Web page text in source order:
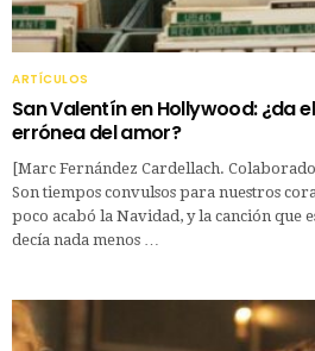
ARTÍCULOS
San Valentín en Hollywood: ¿da
errónea del amor?
[Marc Fernández Cardellach.
Son tiempos convulsos para nuestros
poco acabó la Navidad, y la canción que
decía nada menos …